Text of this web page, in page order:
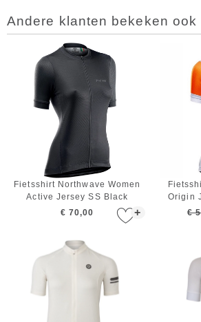
Andere klanten bekeken ook
+
Fietsshirt Northwave Women
Active Jersey SS Black
€ 70,00
Origin
€